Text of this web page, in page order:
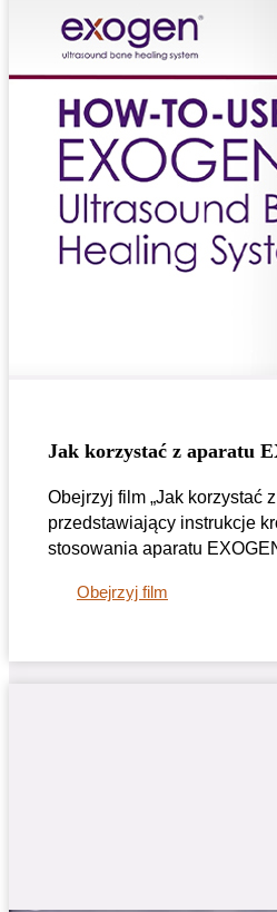
Jak korzystać z aparatu
Obejrzyj film „Jak korzystać
przedstawiający instrukcje
stosowania aparatu
Obejrzyj film